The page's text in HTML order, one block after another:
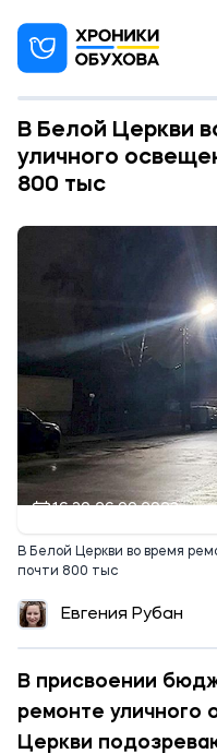
В Белой Церкви
уличного
800 тыс
16:30 26.09.2023
В Белой Церкви во время
почти 800 тыс
Евгения Рубан
В присвоении
ремонте уличного
Церкви